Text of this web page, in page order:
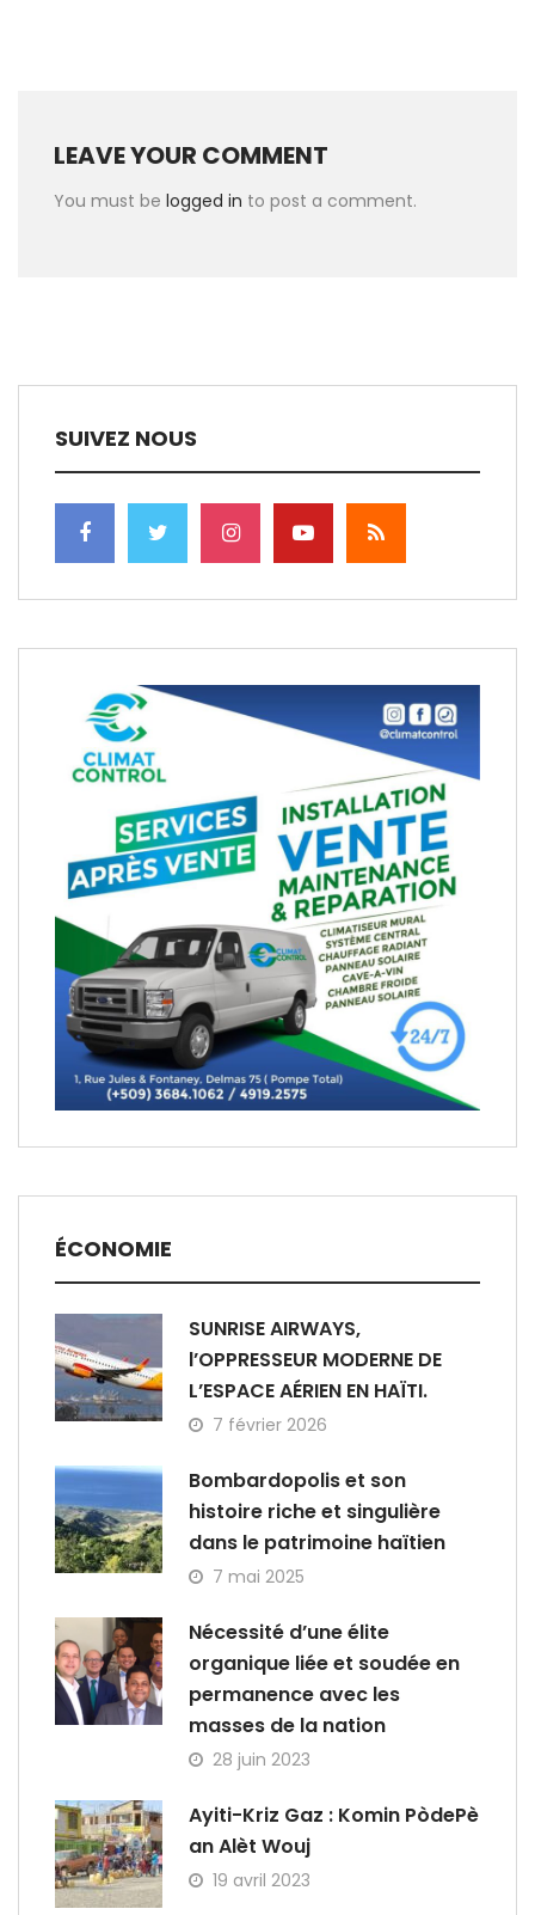
LEAVE YOUR COMMENT
You must be logged in to post a comment.
SUIVEZ NOUS
ÉCONOMIE
SUNRISE AIRWAYS,
l’OPPRESSEUR MODERNE DE
L’ESPACE AÉRIEN EN HAÏTI.
7 février 2026
Bombardopolis et son
histoire riche et singulière
dans le patrimoine haïtien
7 mai 2025
Nécessité d’une élite
organique liée et soudée en
permanence avec les
masses de la nation
28 juin 2023
Ayiti-Kriz Gaz : Komin PòdePè
an Alèt Wouj
19 avril 2023